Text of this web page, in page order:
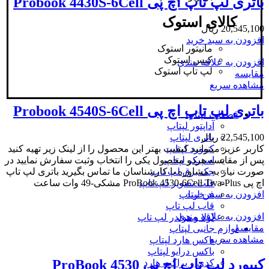
کالای استوک
مانیتور استوک
کیس استوک
لپ تاپ استوک
قطعات لپتاپ
آداپتور لپتاپ
باتری لپتاپ
کیبورد لپتاپ
اسپیکر لپتاپ
جک برق لپ تاپ
فلت تصویر لپ تاپ
فن لپتاپ
قاب لپ تاپ
لولا و هولدر لپ تاپ
لوازم جانبی لپتاپ
باکس هارد لپتاپ
باکس درایو لپتاپ
کدی و براکت هارد
20,545,100 ریال
افزودن به سبد خرید
افزودن به علاقه مندی
مقایسه
مشاهده سریع
باتری لپ تاپ اچ پی Probook 4540S-6Cell
22,545,100 ریال
کاربر عزیز میتوانید کیفیت بهتر این محصول را از لینک زیر تهیه کنید
پس از مقایسه هردو محصول یکی را انتخاب وثبت سفارش نمایید در
صورت نیاز به مشاوره با کارشناسان ما تماس بگیرید باتری لپ تاپ
اچ پی ProBook 4530-6Cell Tiva-Plus مشکی-49 وات ساعت
افزودن به سبد خرید
افزودن به علاقه مندی
مقایسه
مشاهده سریع
کیبورد لپ تاپ اچ پی ProBook 4530